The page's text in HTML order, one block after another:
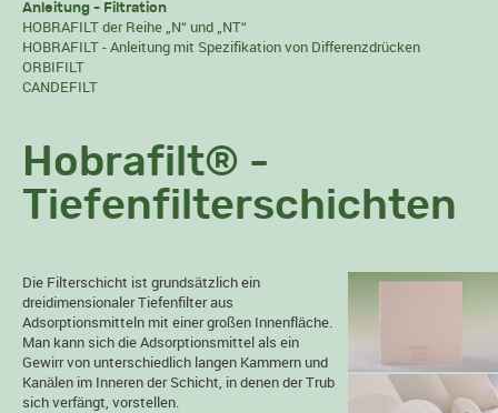
Anleitung - Filtration
HOBRAFILT der Reihe „N“ und „NT“
HOBRAFILT - Anleitung mit Spezifikation von Differenzdrücken
ORBIFILT
CANDEFILT
Hobrafilt® -
Tiefenfilterschichten
Die Filterschicht ist grundsätzlich ein
dreidimensionaler Tiefenfilter aus
Adsorptionsmitteln mit einer großen Innenfläche.
Man kann sich die Adsorptionsmittel als ein
Gewirr von unterschiedlich langen Kammern und
Kanälen im Inneren der Schicht, in denen der Trub
sich verfängt, vorstellen.